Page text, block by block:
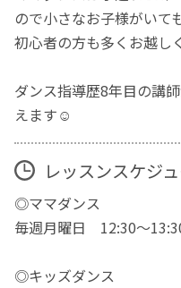
ので小さなお子様がいて
初心者の方も多くお越し
ダンス指導歴8年目の講
えます☺️
レッスンスケジ
◎ママダンス
毎週月曜日 12:30〜
◎キッズダンス